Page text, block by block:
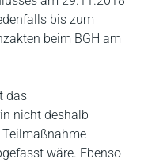
bis zum
beim BGH am
das
nicht deshalb
wäre. Ebenso